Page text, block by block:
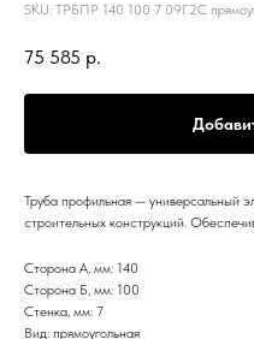
SKU: ТРБПР 140 100 7 09Г2С
75 585 р.
Труба профильная — универсальный
строительных конструкций.
Сторона А, мм: 140
Сторона Б, мм: 100
Стенка, мм: 7
Вид: прямоугольная